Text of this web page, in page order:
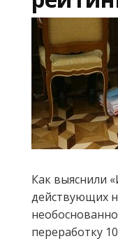
Как выяснили
действующих
переработку